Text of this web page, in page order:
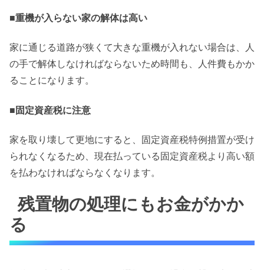
■重機が入らない家の解体は高い
家に通じる道路が狭くて大きな重機が入れない場合は、人
の手で解体しなければならないため時間も、人件費もかか
ることになります。
■固定資産税に注意
家を取り壊して更地にすると、固定資産税特例措置が受け
られなくなるため、現在払っている固定資産税より高い額
を払わなければならなくなります。
残置物の処理にもお金がかか
る